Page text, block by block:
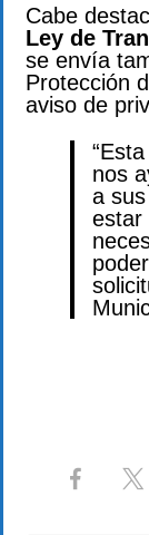
Cabe
Ley de
se envía
Protección
aviso de
nos
a
estar